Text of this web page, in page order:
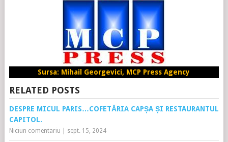
Sursa: Mihail Georgevici, MCP Press Agency
RELATED POSTS
DESPRE MICUL PARIS…COFETĂRIA CAPȘA ȘI RESTAURANTUL
CAPITOL.
Niciun comentariu sept. 15, 2024